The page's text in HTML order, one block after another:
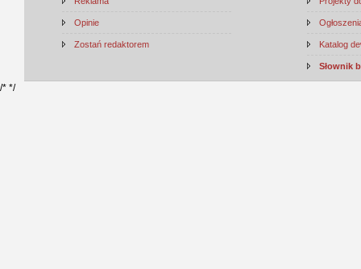
Opinie
Zostań redaktorem Katalog
Słownik
/* */